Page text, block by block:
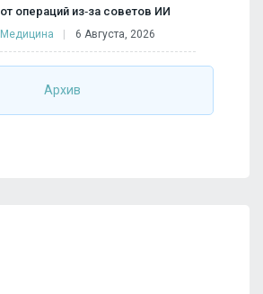
от операций из‑за советов ИИ
Медицина 6 Августа, 2026
Архив